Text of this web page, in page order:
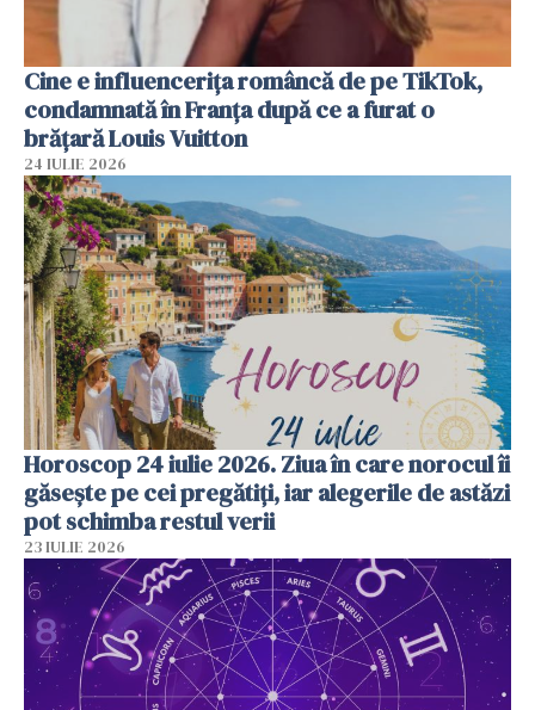
Cine e influencerița româncă de pe TikTok,
condamnată în Franța după ce a furat o
brățară Louis Vuitton
24 IULIE 2026
Horoscop 24 iulie 2026. Ziua în care norocul îi
găsește pe cei pregătiți, iar alegerile de astăzi
pot schimba restul verii
23 IULIE 2026